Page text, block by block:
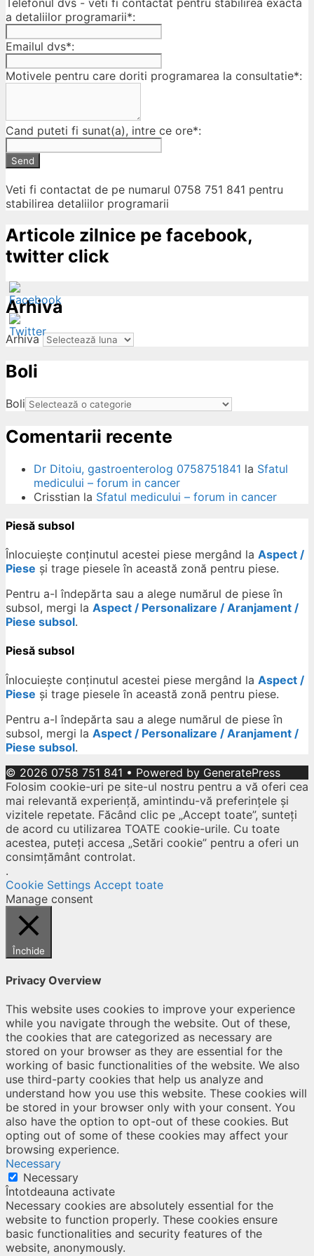
a detaliilor programarii*:
Emailul dvs*:
Motivele pentru care doriti programarea la consultatie*:
Cand puteti fi sunat(a), intre ce ore*:
Send
Veti fi contactat de pe numarul 0758 751 841 pentru
stabilirea detaliilor programarii
Articole zilnice pe facebook,
twitter click
Arhiva
Arhiva
Boli
Boli
Comentarii recente
Dr Ditoiu, gastroenterolog 0758751841 la Sfatul
medicului – forum in cancer
Crisstian la Sfatul medicului – forum in cancer
Piesă subsol
Înlocuiește conținutul acestei piese mergând la Aspect /
Piese și trage piesele în această zonă pentru piese.
Pentru a-l îndepărta sau a alege numărul de piese în
subsol, mergi la Aspect / Personalizare / Aranjament /
Piese subsol.
Piesă subsol
Înlocuiește conținutul acestei piese mergând la Aspect /
Piese și trage piesele în această zonă pentru piese.
Pentru a-l îndepărta sau a alege numărul de piese în
subsol, mergi la Aspect / Personalizare / Aranjament /
Piese subsol.
© 2026 0758 751 841 • Powered by GeneratePress
Folosim cookie-uri pe site-ul nostru pentru a vă oferi cea
mai relevantă experiență, amintindu-vă preferințele și
vizitele repetate. Făcând clic pe „Accept toate”, sunteți
de acord cu utilizarea TOATE cookie-urile. Cu toate
acestea, puteți accesa „Setări cookie” pentru a oferi un
consimțământ controlat.
.
Cookie Settings Accept toate
Manage consent
Închide
Privacy Overview
This website uses cookies to improve your experience
while you navigate through the website. Out of these,
the cookies that are categorized as necessary are
stored on your browser as they are essential for the
working of basic functionalities of the website. We also
use third-party cookies that help us analyze and
understand how you use this website. These cookies will
be stored in your browser only with your consent. You
also have the option to opt-out of these cookies. But
opting out of some of these cookies may affect your
browsing experience.
Necessary
Necessary
Întotdeauna activate
Necessary cookies are absolutely essential for the
website to function properly. These cookies ensure
basic functionalities and security features of the
website, anonymously.